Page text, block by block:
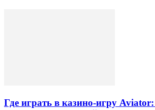
Где играть в казино-игру